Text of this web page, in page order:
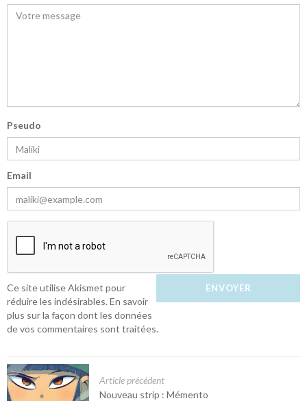
Pseudo
Email
Ce site utilise Akismet pour
réduire les indésirables. En savoir
plus sur la façon dont les données
de vos commentaires sont traitées.
Article précédent
Nouveau strip : Mémento